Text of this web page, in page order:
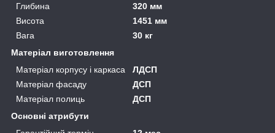
Глибина
320 мм
Висота
1451 мм
Вага
30 кг
Матеріал виготовлення
Матеріал корпусу і каркаса
ЛДСП
Матеріал фасаду
ДСП
Матеріал полиць
ДСП
Основні атрибути